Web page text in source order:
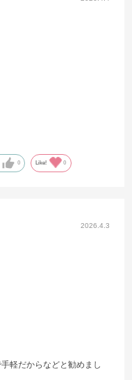
0 Like! 0
2026.4.3
軽だからなどと勧めまし